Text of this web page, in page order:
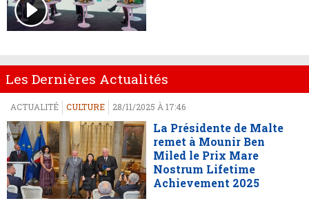
Les Dernières Actualités
ACTUALITÉ CULTURE 28/11/2025 À 17:46
La Présidente de Malte
remet à Mounir Ben
Miled le Prix Mare
Nostrum Lifetime
Achievement 2025